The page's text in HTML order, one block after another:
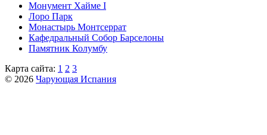
Монумент Хайме I
Лоро Парк
Монастырь Монтсеррат
Кафeдрaльный Собор Барселоны
Пaмятник Колумбу
Карта сайта: 1 2 3
© 2026 Чарующая Испания